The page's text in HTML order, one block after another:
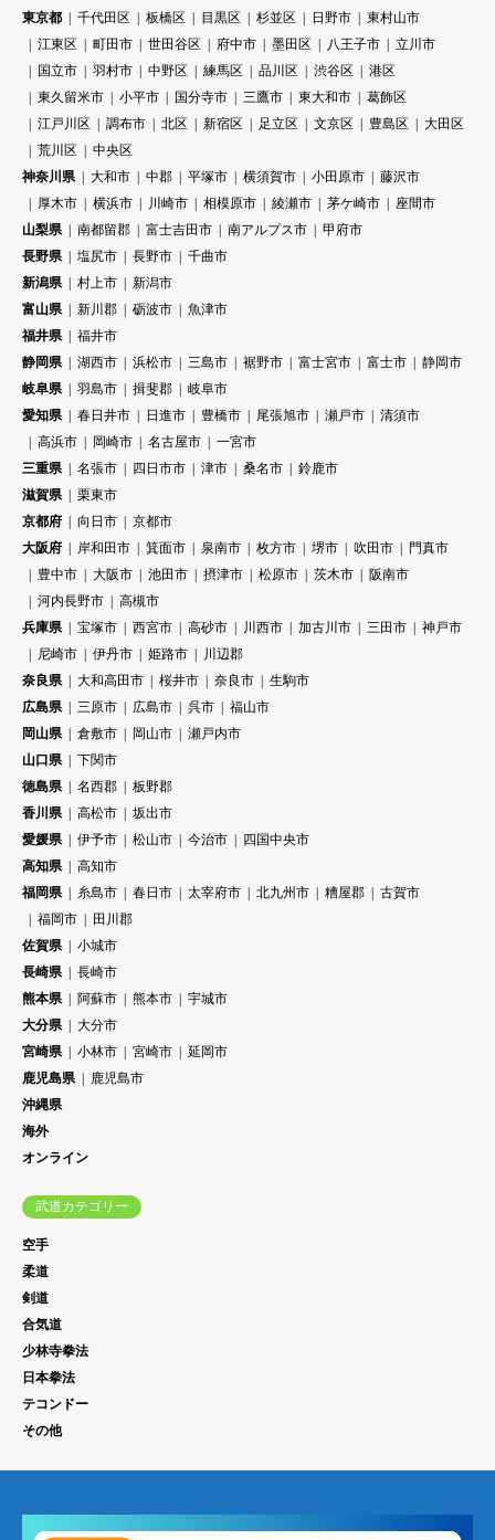
東京都 千代田区 板橋区 目黒区 杉並区 日野市
東村山市
江東区
町田市 世田谷区 府中市 墨田区 八王子市
立川市
国立市
羽村市 中野区 練馬区 品川区 渋谷区
港区
東久留米市
小平市 国分寺市 三鷹市 東大和市
葛飾区
江戸川区
調布市 北区 新宿区 足立区 文京区 豊島区
大田区
荒川区
中央区
神奈川県
大和市 中郡 平塚市 横須賀市 小田原市
藤沢市
厚木市
横浜市 川崎市 相模原市 綾瀬市 茅ケ崎市
座間市
山梨県
南都留郡 富士吉田市 南アルプス市
甲府市
長野県
塩尻市 長野市
千曲市
新潟県
村上市
新潟市
富山県
新川郡 砺波市
魚津市
福井県
福井市
静岡県
湖西市 浜松市 三島市 裾野市 富士宮市 富士市
静岡市
岐阜県
羽島市 揖斐郡
岐阜市
愛知県
春日井市 日進市 豊橋市 尾張旭市 瀬戸市
清須市
高浜市
岡崎市 名古屋市
一宮市
三重県
名張市 四日市市 津市 桑名市
鈴鹿市
滋賀県
栗東市
京都府
向日市
京都市
大阪府
岸和田市 箕面市 泉南市 枚方市 堺市 吹田市
門真市
豊中市
大阪市 池田市 摂津市 松原市 茨木市
阪南市
河内長野市
高槻市
兵庫県
宝塚市 西宮市 高砂市 川西市 加古川市 三田市
神戸市
尼崎市
伊丹市 姫路市
川辺郡
奈良県
大和高田市 桜井市 奈良市
生駒市
広島県
三原市 広島市 呉市
福山市
岡山県
倉敷市 岡山市
瀬戸内市
山口県
下関市
徳島県
名西郡
板野郡
香川県
高松市
坂出市
愛媛県
伊予市 松山市 今治市
四国中央市
高知県
高知市
福岡県
糸島市 春日市 太宰府市 北九州市 糟屋郡
古賀市
福岡市
田川郡
佐賀県
小城市
長崎県
長崎市
熊本県
阿蘇市 熊本市
宇城市
大分県
大分市
宮崎県
小林市 宮崎市
延岡市
鹿児島県
鹿児島市
沖縄県
海外
オンライン
武道カテゴリー
空手
柔道
剣道
合気道
少林寺拳法
日本拳法
テコンドー
その他